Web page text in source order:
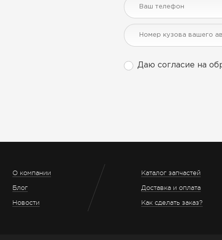
Даю согласие на
О компании
Блог
Новости
Каталог запчастей
Доставка и оплата
Как сделать заказ?